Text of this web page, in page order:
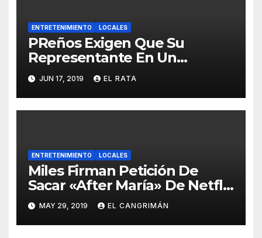
ENTRETENIMIENTO LOCALES
PReños Exigen Que Su
Representante En Un
Concurso Superficial E
Irrelevante Sea «Boricua De
Pura Cepa»
JUN 17, 2019 EL RATA
ENTRETENIMIENTO LOCALES
Miles Firman Petición De
Sacar «After María» De Netflix
Porque El Documental No
Trata Sobre Lo Que Ellos
Quieren Que Trate
MAY 29, 2019 EL CANGRIMÁN